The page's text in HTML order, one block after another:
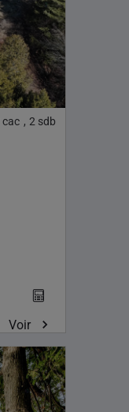
cac , 2 sdb
Voir